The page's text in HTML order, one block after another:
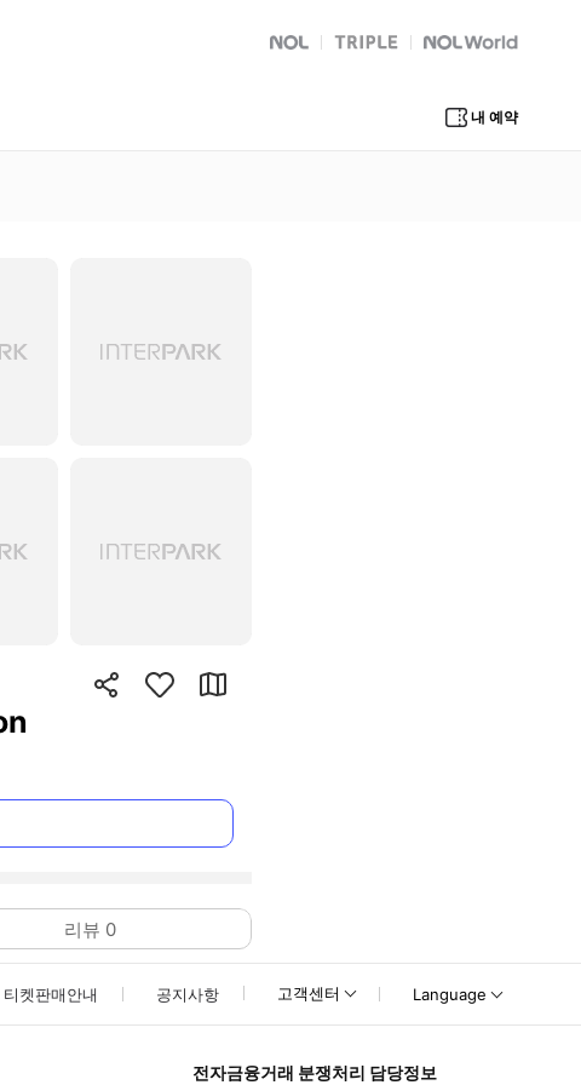
NOL
트리플 Global Interpark
내 예약
리뷰 0
티켓판매안내 공지사항 고객센터 Language
전자금융거래 분쟁처리 담당정보